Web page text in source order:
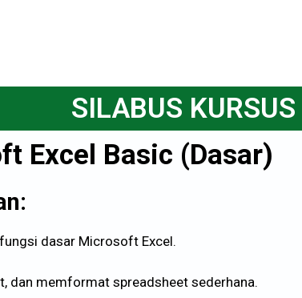
SILABUS
Excel Basic (Dasar)
dasar Microsoft Excel.
dan memformat spreadsheet sederhana.